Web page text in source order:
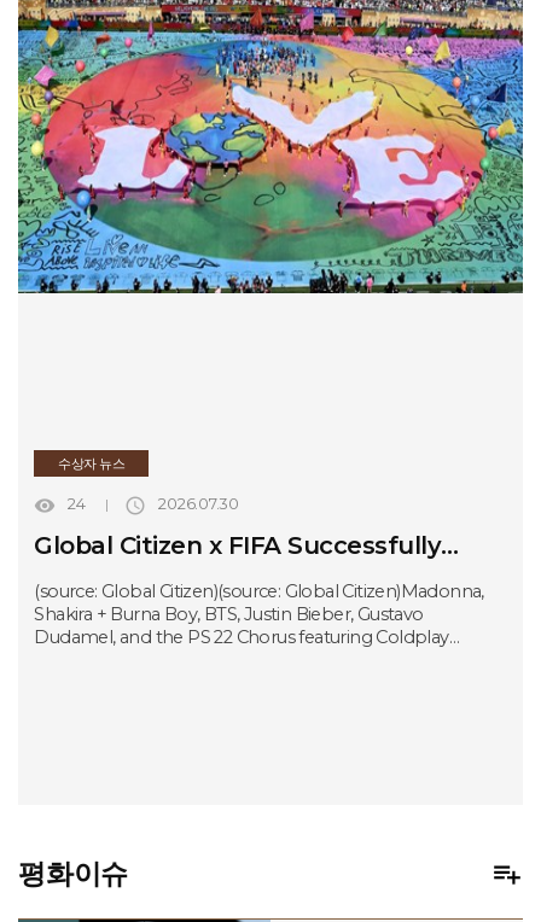
수상자 뉴스
 24  2026.07.30
Global Citizen x FIFA Successfully
Hosts Final Halftime Show, Continuing
Support for the FIFA Global Citizen
Education Fund for Children
(source: Global Citizen)(source: Global Citizen)Madonna,
Shakira + Burna Boy, BTS, Justin Bieber, Gustavo
Dudamel, and the PS 22 Chorus featuring Coldplay
expand access to quality education and football for
children worldwide.WHAT IS THE FIFA GLOBAL CITIZEN
평화이슈 